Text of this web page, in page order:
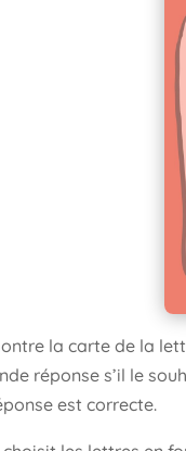
la carte de la
réponse s’il le
est correcte.